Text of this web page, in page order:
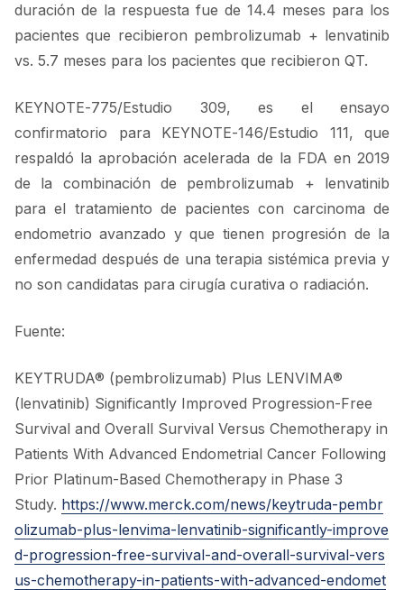
duración de la respuesta fue de 14.4 meses para los
pacientes que recibieron pembrolizumab + lenvatinib
vs. 5.7 meses para los pacientes que recibieron QT.
KEYNOTE-775/Estudio 309, es el ensayo
confirmatorio para KEYNOTE-146/Estudio 111, que
respaldó la aprobación acelerada de la FDA en 2019
de la combinación de pembrolizumab + lenvatinib
para el tratamiento de pacientes con carcinoma de
endometrio avanzado y que tienen progresión de la
enfermedad después de una terapia sistémica previa y
no son candidatas para cirugía curativa o radiación.
Fuente:
KEYTRUDA® (pembrolizumab) Plus LENVIMA®
(lenvatinib) Significantly Improved Progression-Free
Survival and Overall Survival Versus Chemotherapy in
Patients With Advanced Endometrial Cancer Following
Prior Platinum-Based Chemotherapy in Phase 3
Study. https://www.merck.com/news/keytruda-pembr
olizumab-plus-lenvima-lenvatinib-significantly-improve
d-progression-free-survival-and-overall-survival-vers
us-chemotherapy-in-patients-with-advanced-endomet